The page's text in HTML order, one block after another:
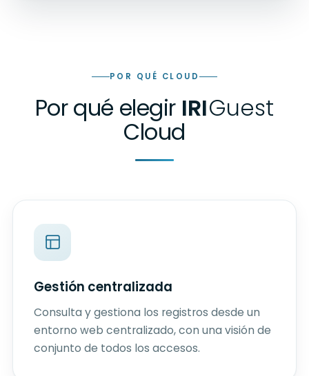
POR QUÉ CLOUD
Por qué elegir IRIGuest
Cloud
Gestión centralizada
Consulta y gestiona los registros desde un
entorno web centralizado, con una visión de
conjunto de todos los accesos.